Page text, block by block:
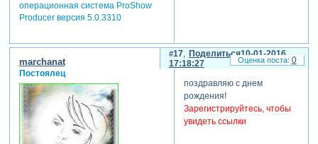
операционная система ProShow
Producer версия 5.0.3310
Поделиться
17
10-01-2016
17:18:27
marchanat
Постоялец
поздравляю с днем
рождения!
Зарегистрируйтесь, чтобы
увидеть ссылки
0